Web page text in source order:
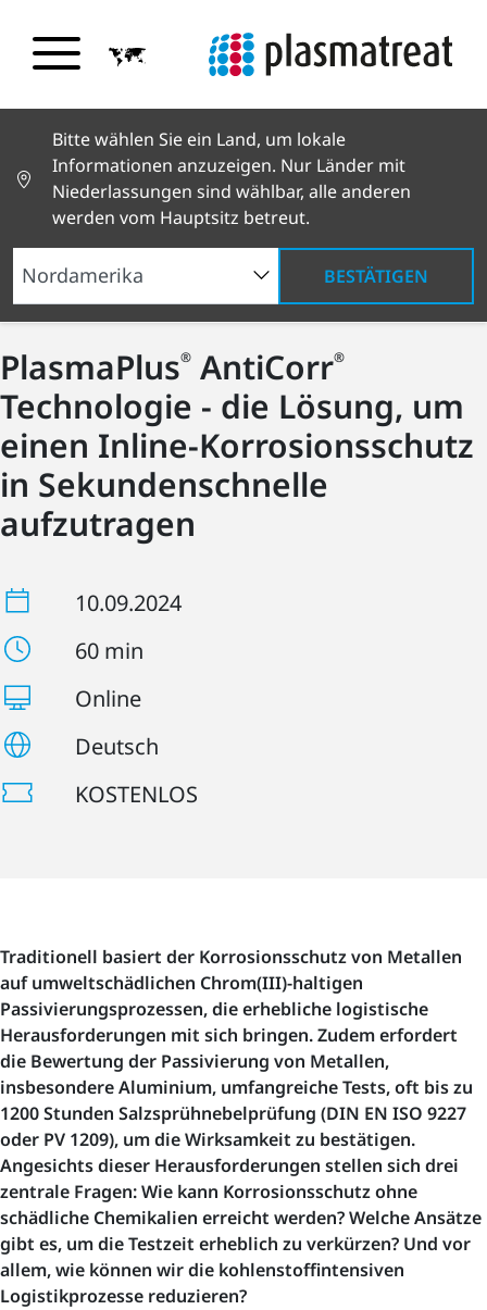
Bitte wählen Sie ein Land, um lokale
Informationen anzuzeigen. Nur Länder mit
Niederlassungen sind wählbar, alle anderen
werden vom Hauptsitz betreut.
BESTÄTIGEN
PlasmaPlus® AntiCorr®
Technologie - die Lösung, um
einen Inline-Korrosionsschutz
in Sekundenschnelle
aufzutragen
10.09.2024
60 min
Online
Deutsch
KOSTENLOS
Traditionell basiert der Korrosionsschutz von Metallen
auf umweltschädlichen Chrom(III)-haltigen
Passivierungsprozessen, die erhebliche logistische
Herausforderungen mit sich bringen. Zudem erfordert
die Bewertung der Passivierung von Metallen,
insbesondere Aluminium, umfangreiche Tests, oft bis zu
1200 Stunden Salzsprühnebelprüfung (DIN EN ISO 9227
oder PV 1209), um die Wirksamkeit zu bestätigen.
Angesichts dieser Herausforderungen stellen sich drei
zentrale Fragen: Wie kann Korrosionsschutz ohne
schädliche Chemikalien erreicht werden? Welche Ansätze
gibt es, um die Testzeit erheblich zu verkürzen? Und vor
allem, wie können wir die kohlenstoffintensiven
Logistikprozesse reduzieren?